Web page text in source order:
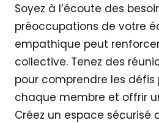
Soyez à l’écoute des
préoccupations de votre
empathique peut
collective. Tenez des
pour comprendre les défis
chaque membre et offrir
Créez un espace sécurisé